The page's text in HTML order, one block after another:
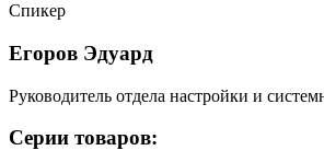
Спикер
Егоров Эдуард
Руководитель отдела настройки и
Серии товаров: